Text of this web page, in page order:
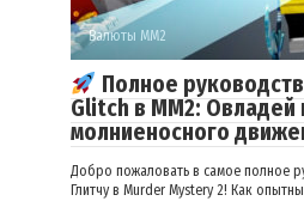
Валюты ММ2
Полное
Glitch в MM2: Овладей
молниеносного
Добро пожаловать в самое полное
Глитчу в Murder Mystery 2! Как